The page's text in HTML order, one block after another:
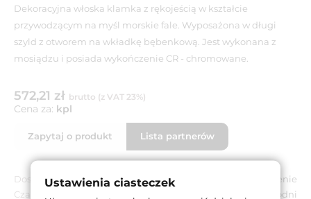
Dekoracyjna włoska klamka z rękojeścią w kształcie
przywodzącym na myśl morskie fale. Wyposażona w długi
szyld z otworem na wkładkę bębenkową. Jest wykonana z
mosiądzu i posiada wykończenie CR - chromowane.
572,21 zł brutto (z VAT 23%)
Cena za: kpl
Zapytaj o produkt Lista partnerów
Dostępność:
Na zamówienie
Czas dostawy:
Do 8 tygodni
Ustawienia ciasteczek